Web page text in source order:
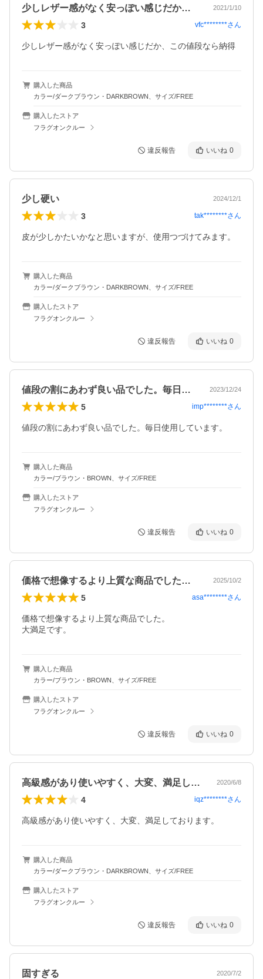
少しレザー感がなく安っぽい感じだか、こ… 2021/1/10
3 vfc********さん
少しレザー感がなく安っぽい感じだか、この値段なら納得
購入した商品
カラー/ダークブラウン・DARKBROWN、サイズ/FREE
購入したストア
フラグオンクルー
違反報告 いいね 0
少し硬い 2024/12/1
3 tak********さん
皮が少しかたいかなと思いますが、使用つづけてみます。
購入した商品
カラー/ダークブラウン・DARKBROWN、サイズ/FREE
購入したストア
フラグオンクルー
違反報告 いいね 0
値段の割にあわず良い品でした。毎日使用… 2023/12/24
5 imp********さん
値段の割にあわず良い品でした。毎日使用しています。
購入した商品
カラー/ブラウン・BROWN、サイズ/FREE
購入したストア
フラグオンクルー
違反報告 いいね 0
価格で想像するより上質な商品でした。大… 2025/10/2
5 asa********さん
価格で想像するより上質な商品でした。
大満足です。
購入した商品
カラー/ブラウン・BROWN、サイズ/FREE
購入したストア
フラグオンクルー
違反報告 いいね 0
高級感があり使いやすく、大変、満足して… 2020/6/8
4 iqz********さん
高級感があり使いやすく、大変、満足しております。
購入した商品
カラー/ダークブラウン・DARKBROWN、サイズ/FREE
購入したストア
フラグオンクルー
違反報告 いいね 0
固すぎる 2020/7/2